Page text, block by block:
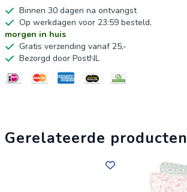
foutmarge van 1-3 cm mogelijk is.
Binnen 30 dagen na ontvangst
Op werkdagen voor 23:59 besteld,
morgen in huis
Gratis verzending vanaf 25,-
Bezorgd door PostNL
Gerelateerde producten